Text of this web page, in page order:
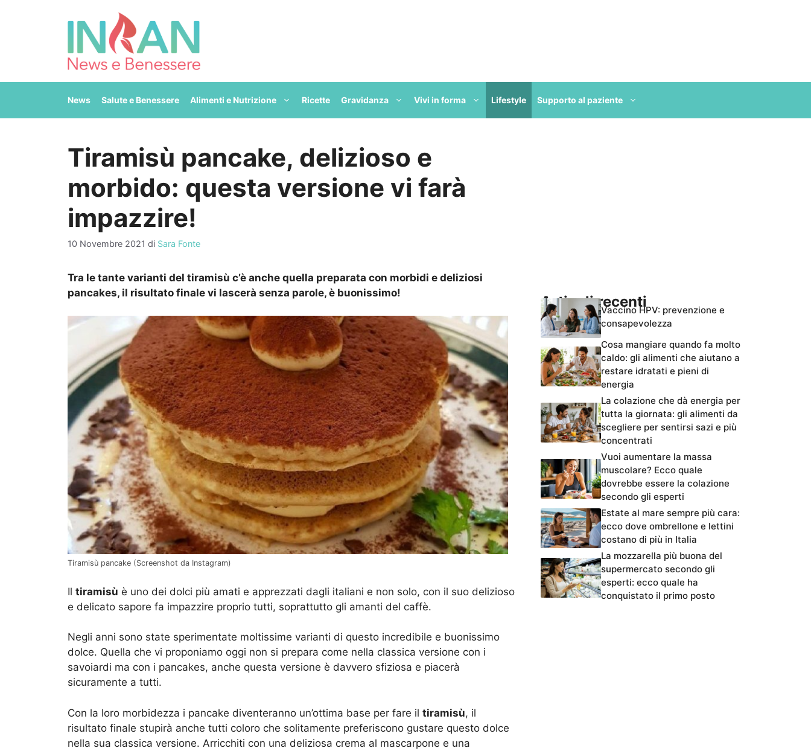
News Salute e Benessere Alimenti e Nutrizione Ricette Gravidanza Vivi in forma Lifestyle Supporto al paziente
Tiramisù pancake, delizioso e
morbido: questa versione vi farà
impazzire!
10 Novembre 2021 di Sara Fonte
Tra le tante varianti del tiramisù c’è anche quella preparata con morbidi e deliziosi
pancakes, il risultato finale vi lascerà senza parole, è buonissimo!
Tiramisù pancake (Screenshot da Instagram)
Il tiramisù è uno dei dolci più amati e apprezzati dagli italiani e non solo, con il suo delizioso
e delicato sapore fa impazzire proprio tutti, soprattutto gli amanti del caffè.
Negli anni sono state sperimentate moltissime varianti di questo incredibile e buonissimo
dolce. Quella che vi proponiamo oggi non si prepara come nella classica versione con i
savoiardi ma con i pancakes, anche questa versione è davvero sfiziosa e piacerà
sicuramente a tutti.
Con la loro morbidezza i pancake diventeranno un’ottima base per fare il tiramisù, il
risultato finale stupirà anche tutti coloro che solitamente preferiscono gustare questo dolce
nella sua classica versione. Arricchiti con una deliziosa crema al mascarpone e una
Articoli recentiVaccino HPV: prevenzione e
consapevolezza
Cosa mangiare quando fa molto
caldo: gli alimenti che aiutano a
restare idratati e pieni di
energia
La colazione che dà energia per
tutta la giornata: gli alimenti da
scegliere per sentirsi sazi e più
concentrati
Vuoi aumentare la massa
muscolare? Ecco quale
dovrebbe essere la colazione
secondo gli esperti
Estate al mare sempre più cara:
ecco dove ombrellone e lettini
costano di più in Italia
La mozzarella più buona del
supermercato secondo gli
esperti: ecco quale ha
conquistato il primo posto